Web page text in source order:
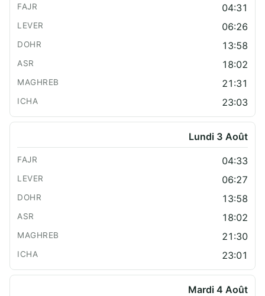
04:31
06:26
13:58
18:02
21:31
23:03
Lundi 3 Août
04:33
06:27
13:58
18:02
21:30
23:01
Mardi 4 Août